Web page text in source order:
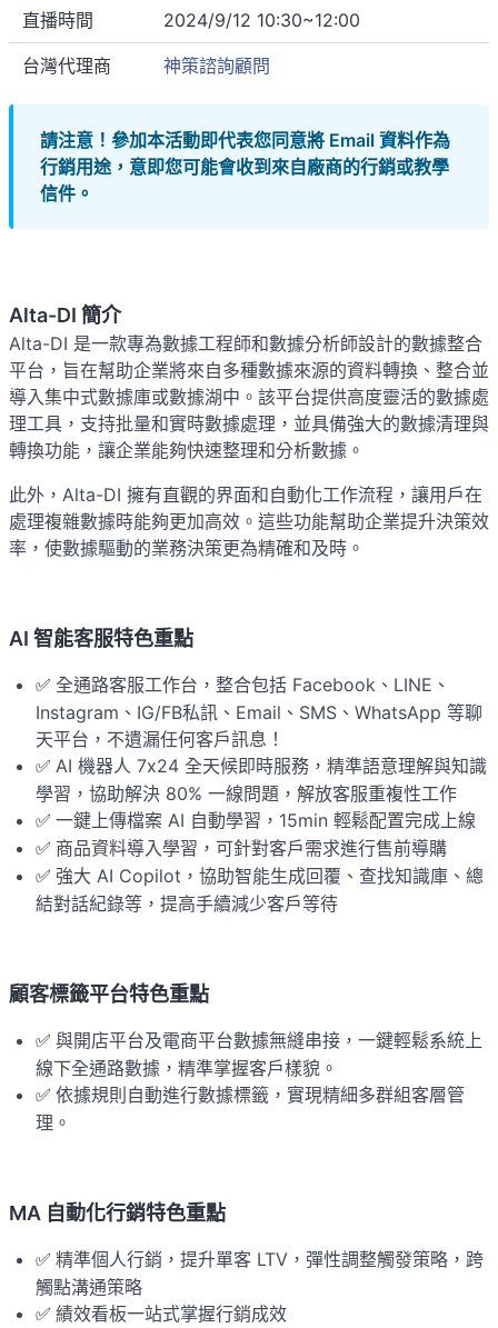
直播時間 2024/9/12 10:30~12:00
台灣代理商 神策諮詢顧問
請注意！參加本活動即代表您同意將 Email 資料作為
行銷用途，意即您可能會收到來自廠商的行銷或教學
信件。
Alta-DI 簡介
Alta-DI 是一款專為數據工程師和數據分析師設計的數據整合
平台，旨在幫助企業將來自多種數據來源的資料轉換、整合並
導入集中式數據庫或數據湖中。該平台提供高度靈活的數據處
理工具，支持批量和實時數據處理，並具備強大的數據清理與
轉換功能，讓企業能夠快速整理和分析數據。
此外，Alta-DI 擁有直觀的界面和自動化工作流程，讓用戶在
處理複雜數據時能夠更加高效。這些功能幫助企業提升決策效
率，使數據驅動的業務決策更為精確和及時。
AI 智能客服特色重點
✅ 全通路客服工作台，整合包括 Facebook、LINE、
Instagram、IG/FB私訊、Email、SMS、WhatsApp 等聊
天平台，不遺漏任何客戶訊息！
✅ AI 機器人 7x24 全天候即時服務，精準語意理解與知識
學習，協助解決 80% 一線問題，解放客服重複性工作
✅ 一鍵上傳檔案 AI 自動學習，15min 輕鬆配置完成上線
✅ 商品資料導入學習，可針對客戶需求進行售前導購
✅ 強大 AI Copilot，協助智能生成回覆、查找知識庫、總
結對話紀錄等，提高手續減少客戶等待
顧客標籤平台特色重點
✅ 與開店平台及電商平台數據無縫串接，一鍵輕鬆系統上
線下全通路數據，精準掌握客戶樣貌。
✅ 依據規則自動進行數據標籤，實現精細多群組客層管
理。
MA 自動化行銷特色重點
✅ 精準個人行銷，提升單客 LTV，彈性調整觸發策略，跨
觸點溝通策略
✅ 績效看板一站式掌握行銷成效